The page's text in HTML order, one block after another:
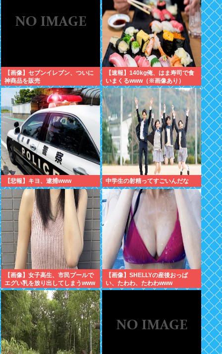
【画像】セブンイレブン、ついに
神商品を販売
【速報】140kg俺、はま寿司で食
いまくるwww（※画像あり）
【悲報】キヨ、逮捕www 中学生の射精ってすごいんだな
【画像】女子高生、市民プールで
エグい乳を放り出してしまうwww
【画像】SHELLYの産後おっぱ
い、たわわ、たわわwww